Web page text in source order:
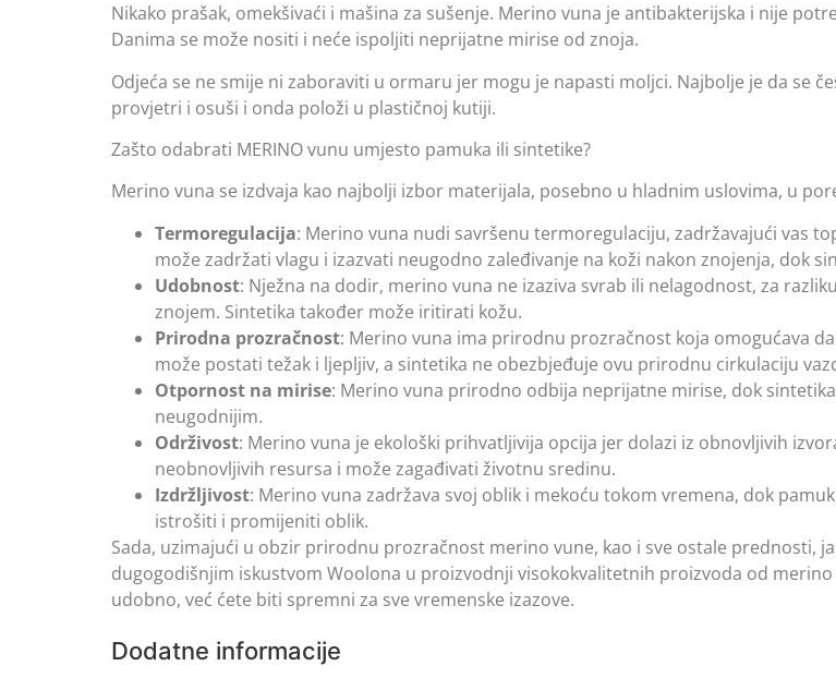
Nikako prašak, omekšivaći i mašina za sušenje. Merino vuna je antibakterijska i nije
Danima se može nositi i neće ispoljiti neprijatne mirise od znoja.
Odjeća se ne smije ni zaboraviti u ormaru jer mogu je napasti moljci. Najbolje je da se
provjetri i osuši i onda položi u plastičnoj kutiji.
Zašto odabrati MERINO vunu umjesto pamuka ili sintetike?
Merino vuna se izdvaja kao najbolji izbor materijala, posebno u hladnim uslovima, u
Termoregulacija: Merino vuna nudi savršenu termoregulaciju, zadržavajući vas
može zadržati vlagu i izazvati neugodno zaleđivanje na koži nakon znojenja, dok
Udobnost: Nježna na dodir, merino vuna ne izaziva svrab ili nelagodnost, za
znojem. Sintetika također može iritirati kožu.
Prirodna prozračnost: Merino vuna ima prirodnu prozračnost koja omogućava
može postati težak i ljepljiv, a sintetika ne obezbjeđuje ovu prirodnu cirkulaciju
Otpornost na mirise: Merino vuna prirodno odbija neprijatne mirise, dok
neugodnijim.
Održivost: Merino vuna je ekološki prihvatljivija opcija jer dolazi iz obnovljivih
neobnovljivih resursa i može zagađivati životnu sredinu.
Izdržljivost: Merino vuna zadržava svoj oblik i mekoću tokom vremena, dok
istrošiti i promijeniti oblik.
Sada, uzimajući u obzir prirodnu prozračnost merino vune, kao i sve ostale prednosti,
dugogodišnjim iskustvom Woolona u proizvodnji visokokvalitetnih proizvoda od merino
udobno, već ćete biti spremni za sve vremenske izazove.
Dodatne informacije